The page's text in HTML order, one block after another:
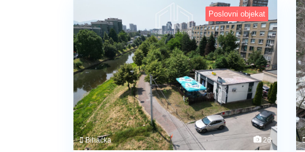
Poslovni objekat
Bihaćka 26